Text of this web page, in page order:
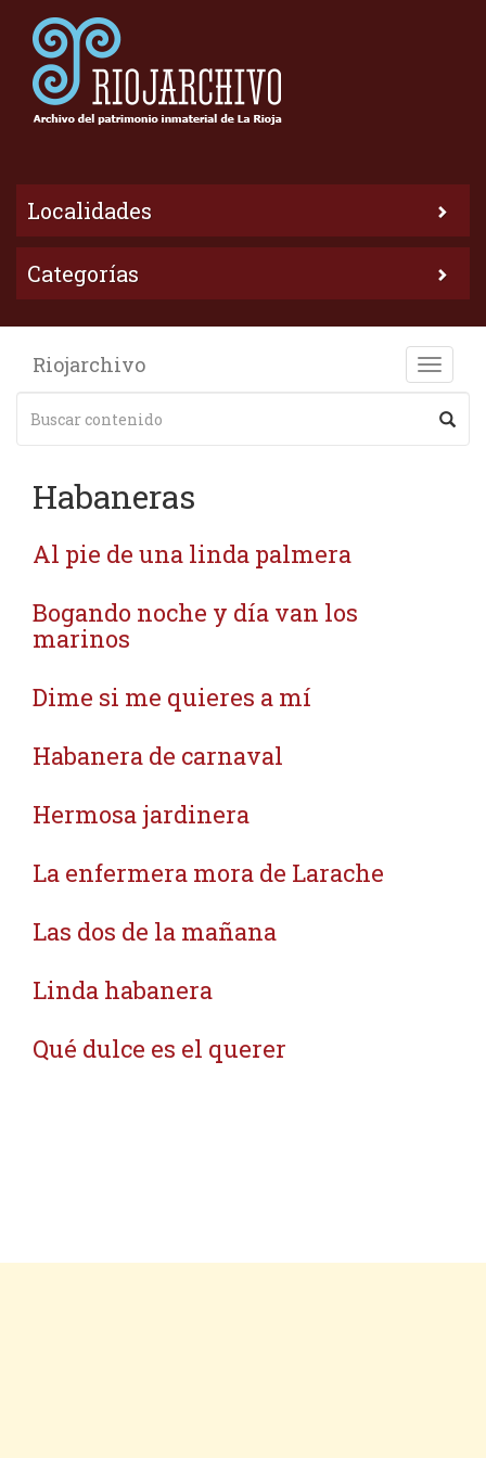
Localidades
Categorías
Toggle
Riojarchivo
Habaneras
Al pie de una linda palmera
Bogando noche y día van los
marinos
Dime si me quieres a mí
Habanera de carnaval
Hermosa jardinera
La enfermera mora de Larache
Las dos de la mañana
Linda habanera
Qué dulce es el querer